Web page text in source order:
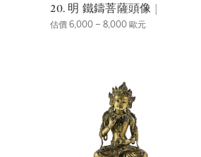
20. 明 鐵鑄菩薩頭像 |
估價 6,000 – 8,000 歐元